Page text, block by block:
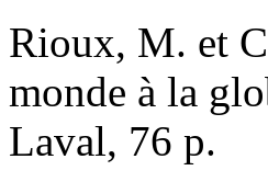
Rioux, M. et
monde à la
Laval, 76 p.